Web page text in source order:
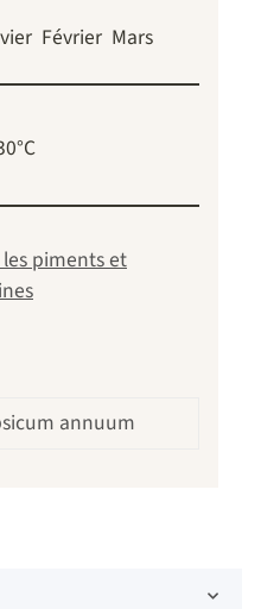
Février Mars
piments et
annuum